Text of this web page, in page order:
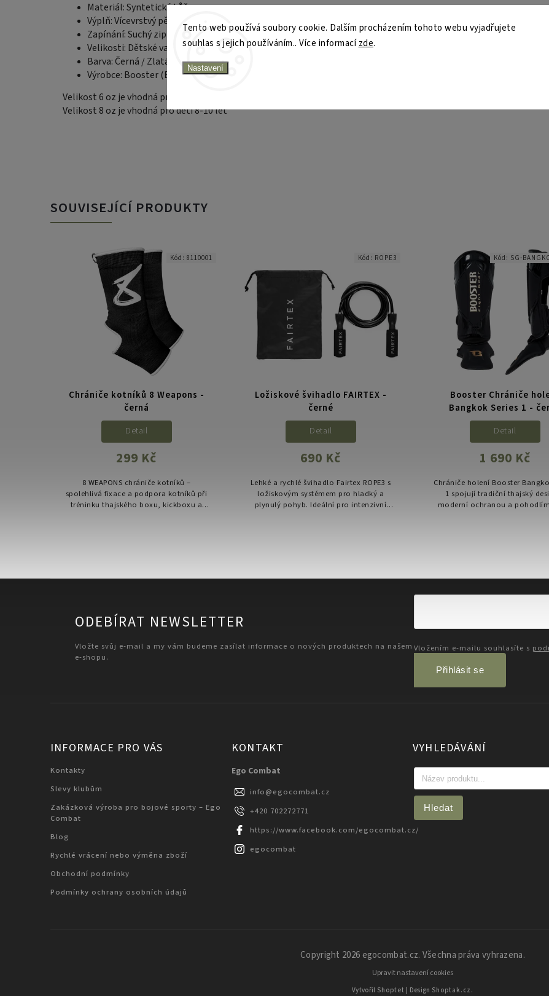
Tento web používá soubory cookie. Dalším procházením tohoto webu vyjadřujete
souhlas s jejich používáním.. Více informacízde.
Nastavení
Materiál: Syntetická kůže
Výplň: Vícevrstvý pěnový systém
Zapínání: Suchý zip
Velikosti: Dětské varianty (oz dle výběru)
Barva: Černá / Zlatá
Výrobce: Booster (Belgie)
Velikost 6 oz je vhodná pro děti 6-8 let
Velikost 8 oz je vhodná pro děti 8-10 let
SOUVISEJÍCÍ PRODUKTY
Chrániče kotníků 8 Weapons -
černá
299 Kč
Detail
8 WEAPONS chrániče kotníků –
spolehlivá fixace a podpora kotníků při
tréninku thajského boxu, kickboxu a
Kód: 8110001
Ložiskové švihadlo FAIRTEX -
černé
690 Kč
Detail
Lehké a rychlé švihadlo Fairtex ROPE3 s
ložiskovým systémem pro hladký a
plynulý pohyb. Ideální pro intenzivní
Kód: ROPE3
Booster Chrániče
Bangkok Series 1 -
1 690 Kč
Detail
Chrániče holení Booster
1 spojují tradiční thajský
moderní ochranou a
Kód: SG-
ODEBÍRAT NEWSLETTER
Vložte svůj e-mail a my vám budeme zasílat informace o nových produktech na našem
e-shopu.
Vložením e-mailu souhlasíte s
Přihlásit se
INFORMACE PRO VÁS
Kontakty
Slevy klubům
Zakázková výroba pro bojové sporty – Ego
Combat
Blog
Rychlé vrácení nebo výměna zboží
Obchodní podmínky
Podmínky ochrany osobních údajů
KONTAKT
Ego Combat
info@egocombat.cz
+420 702272771
https://www.facebook.com/egocombat.cz/
egocombat
VYHLEDÁVÁNÍ
Hledat
Copyright 2026 egocombat.cz. Všechna práva vyhrazena.
Upravit nastavení cookies
Vytvořil Shoptet | Design Shoptak.cz.